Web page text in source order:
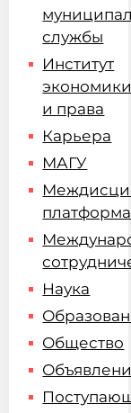
службы
Институт
и права
Карьера
МАГУ
платформа
Наука
Общество